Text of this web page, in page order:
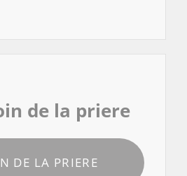
de la priere
DE LA PRIERE